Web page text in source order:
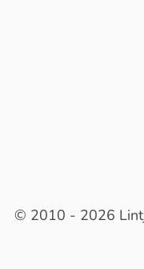
© 2010 - 2026